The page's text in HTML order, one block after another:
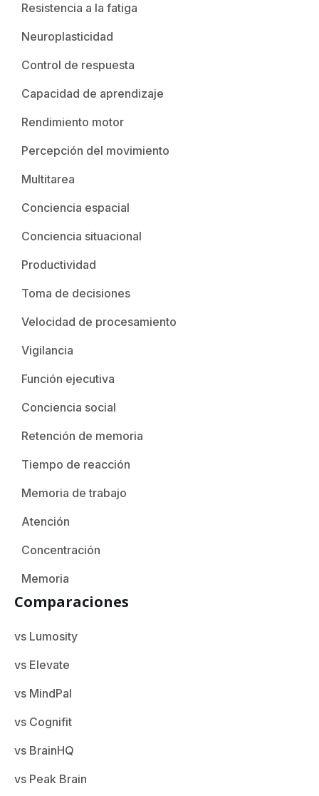
Resistencia a la fatiga
Neuroplasticidad
Control de respuesta
Capacidad de aprendizaje
Rendimiento motor
Percepción del movimiento
Multitarea
Conciencia espacial
Conciencia situacional
Productividad
Toma de decisiones
Velocidad de procesamiento
Vigilancia
Función ejecutiva
Conciencia social
Retención de memoria
Tiempo de reacción
Memoria de trabajo
Atención
Concentración
Memoria
Comparaciones
vs Lumosity
vs Elevate
vs MindPal
vs Cognifit
vs BrainHQ
vs Peak Brain